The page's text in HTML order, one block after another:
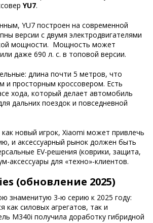
YU7.
YU7 построен на современной
версии с двумя электродвигателями
мощности. Мощность может
даже 690 л. с. в топовой версии.
длина почти 5 метров, что
и просторным кроссовером. Есть
хода, который делает автомобиль
дальних поездок и повседневной
новый игрок, Xiaomi может привлечь
и аксессуарный рынок должен быть
EV-решения (коврики, защита,
аксессуары для «техно»-клиентов.
(обновление 2025)
знаменитую 3-ю серию к 2025 году:
как силовых агрегатов, так и
M340i получила доработку гибридной